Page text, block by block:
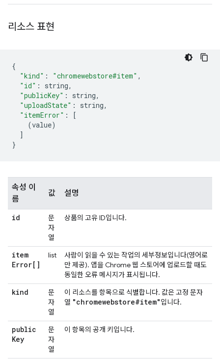
리소스 표현
{
"kind" : "chromewebstore#item" ,
"id" : string,
"publicKey" : string,
"uploadState" : string,
"itemError" :
[
(value)
]
}
속성 이
름
값 설명
id
문
자
열
상품의 고유 ID입니다.
item
Error[]
list
사람이 읽을 수 있는 작업의 세부정보입니다(영어로
만 제공). 앱을 Chrome 웹 스토어에 업로드할 때도
동일한 오류 메시지가 표시됩니다.
kind
문
자
열
이 리소스를 항목으로 식별합니다. 값은 고정 문자
열 "chromewebstore#item"입니다.
public
Key
문
자
열
이 항목의 공개 키입니다.